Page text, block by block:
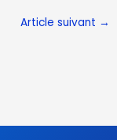
Article suivant →